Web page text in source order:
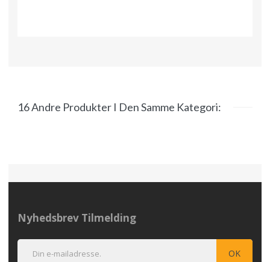
16 Andre Produkter I Den Samme Kategori:
Nyhedsbrev Tilmelding